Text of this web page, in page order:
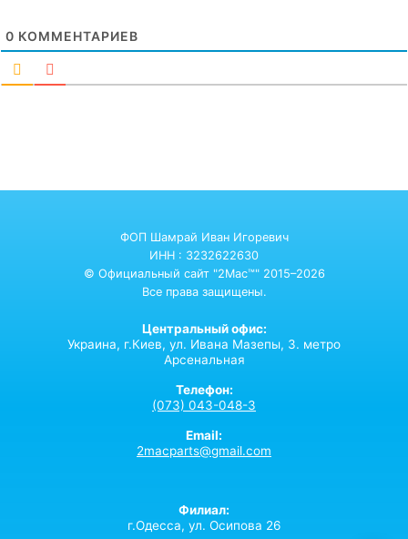
0 КОММЕНТАРИЕВ
ФОП Шамрай Иван Игоревич
ИНН : 3232622630
© Официальный сайт "2Mac™" 2015–2026
Все права защищены.
Центральный офис:
Украина, г.Киев, ул. Ивана Мазепы, 3. метро
Арсенальная
Телефон:
(073) 043-048-3
Email:
2macparts@gmail.com
Филиал:
г.Одесса, ул. Осипова 26